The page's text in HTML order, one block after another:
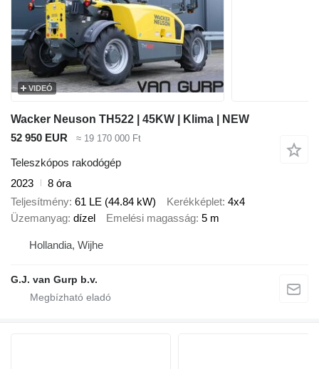
VIDEÓ
Wacker Neuson TH522 | 45KW | Klima | NEW
52 950 EUR
≈ 19 170 000 Ft
Teleszkópos rakodógép
2023
8 óra
Teljesítmény 61 LE (44.84 kW) Kerékképlet 4x4
Üzemanyag dízel Emelési magasság 5 m
Hollandia, Wijhe
G.J. van Gurp b.v.